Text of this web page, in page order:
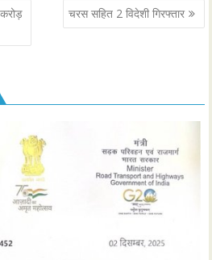
चरस सहित 2 विदेशी गिरफ्तार